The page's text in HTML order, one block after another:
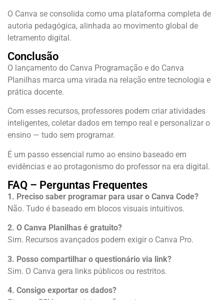
O Canva se consolida como uma plataforma completa de
autoria pedagógica, alinhada ao movimento global de
letramento digital.
Conclusão
O lançamento do Canva Programação e do Canva
Planilhas marca uma virada na relação entre tecnologia e
prática docente.
Com esses recursos, professores podem criar atividades
inteligentes, coletar dados em tempo real e personalizar o
ensino — tudo sem programar.
É um passo essencial rumo ao ensino baseado em
evidências e ao protagonismo do professor na era digital.
FAQ – Perguntas Frequentes
1. Preciso saber programar para usar o Canva Code?
Não. Tudo é baseado em blocos visuais intuitivos.
2. O Canva Planilhas é gratuito?
Sim. Recursos avançados podem exigir o Canva Pro.
3. Posso compartilhar o questionário via link?
Sim. O Canva gera links públicos ou restritos.
4. Consigo exportar os dados?